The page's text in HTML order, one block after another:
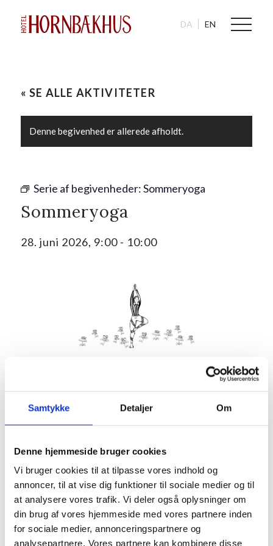
Samtykke Detaljer Om
Denne hjemmeside bruger cookies
Vi bruger cookies til at tilpasse vores indhold og
annoncer, til at vise dig funktioner til sociale medier og til
at analysere vores trafik. Vi deler også oplysninger om
din brug af vores hjemmeside med vores partnere inden
for sociale medier, annonceringspartnere og
analysepartnere. Vores partnere kan kombinere disse
DA EN
« SE ALLE AKTIVITETER
Denne begivenhed er allerede afholdt.
Serie af begivenheder:Sommeryoga
Sommeryoga
28. juni 2026, 9:00- 10:00
Kom med morgenhår og tag din nabo eller bedste ven under
Husk din yogamåtte.
Hvis det er dårligt vejr, er vi indendørs på Villa Strand eller
Hornbækhus.
Info
Tilmelding